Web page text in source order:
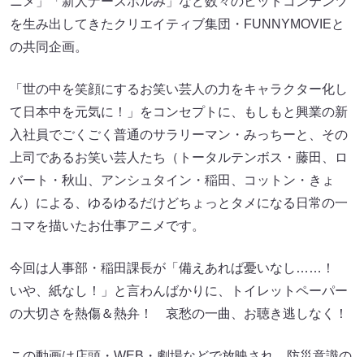
を生み出してきたクリエイティブ集団・FUNNYMOVIEと
の共同企画。
「世の中を笑顔にするお笑い芸人の力をキャラクター化し
て日本中を元気に！」をコンセプトに、もしもと興業の新
入社員でごくごく普通のサラリーマン・みっちーと、その
上司であるお笑い芸人たち（トータルテンボス・藤田、ロ
バート・秋山、アンシュタイン・稲田、コットン・きょ
ん）による、ゆるゆるだけどちょっとタメになる日常の一
コマを描いたお仕事アニメです。
今回は人事部・稲田課長が「備えあれば憂いなし……！
いや、紙なし！」と言わんばかりに、トイレットペーパー
の大切さを熱傷＆熱弁！ 哀愁の一曲、お聴き逃しなく！